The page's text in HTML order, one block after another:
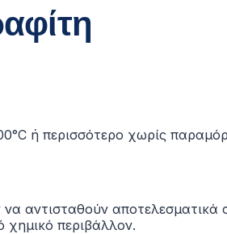
ή περισσότερο χωρίς
να αντισταθούν
χημικό περιβάλλον.